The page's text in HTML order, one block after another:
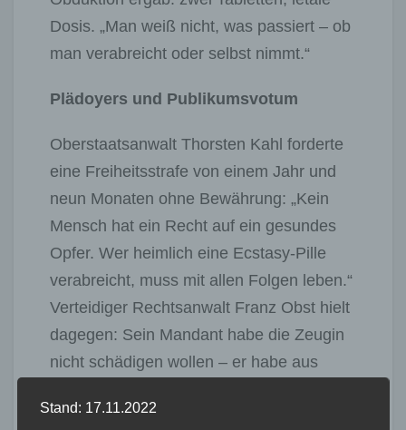
Dosis. „Man weiß nicht, was passiert – ob
man verabreicht oder selbst nimmt.“
Plädoyers und Publikumsvotum
Oberstaatsanwalt Thorsten Kahl forderte
eine Freiheitsstrafe von einem Jahr und
neun Monaten ohne Bewährung: „Kein
Mensch hat ein Recht auf ein gesundes
Opfer. Wer heimlich eine Ecstasy-Pille
verabreicht, muss mit allen Folgen leben.“
Verteidiger Rechtsanwalt Franz Obst hielt
dagegen: Sein Mandant habe die Zeugin
nicht schädigen wollen – er habe aus
Erfahrung gehandelt.
Stand: 17.11.2022